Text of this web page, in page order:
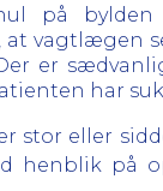
på
at vagtlægen
er
har
stor eller
henblik på